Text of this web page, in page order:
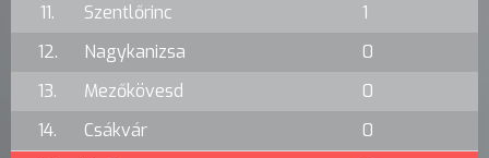
11.
Szentlőrinc
1
12.
Nagykanizsa
0
13.
Mezőkövesd
0
14.
Csákvár
0